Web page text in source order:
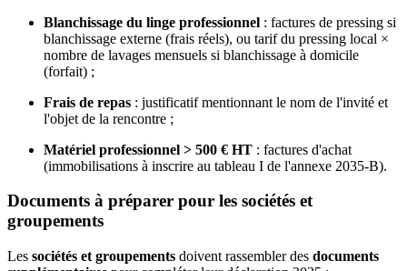
Blanchissage du linge professionnel : factures de pressing si
blanchissage externe (frais réels), ou tarif du pressing local ×
nombre de lavages mensuels si blanchissage à domicile
(forfait) ;
Frais de repas : justificatif mentionnant le nom de l'invité et
l'objet de la rencontre ;
Matériel professionnel > 500 € HT : factures d'achat
(immobilisations à inscrire au tableau I de l'annexe 2035-B).
Documents à préparer pour les sociétés et
groupements
Les sociétés et groupements doivent rassembler des documents